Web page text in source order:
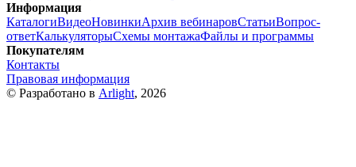
Информация
КаталогиВидеоНовинкиАрхив вебинаровСтатьиВопрос-
ответКалькуляторыСхемы монтажаФайлы и программы
Покупателям
Контакты
Правовая информация
© Разработано в Arlight, 2026